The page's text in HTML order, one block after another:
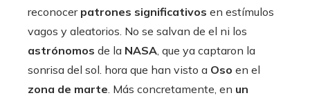
reconocer patrones significativos en estímulos
vagos y aleatorios. No se salvan de el ni los
astrónomos de la NASA , que ya captaron la
sonrisa del sol. hora que han visto a Oso en el
zona de marte . Más concretamente, en un